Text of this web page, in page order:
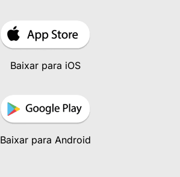
Baixar para iOS
Baixar para Android